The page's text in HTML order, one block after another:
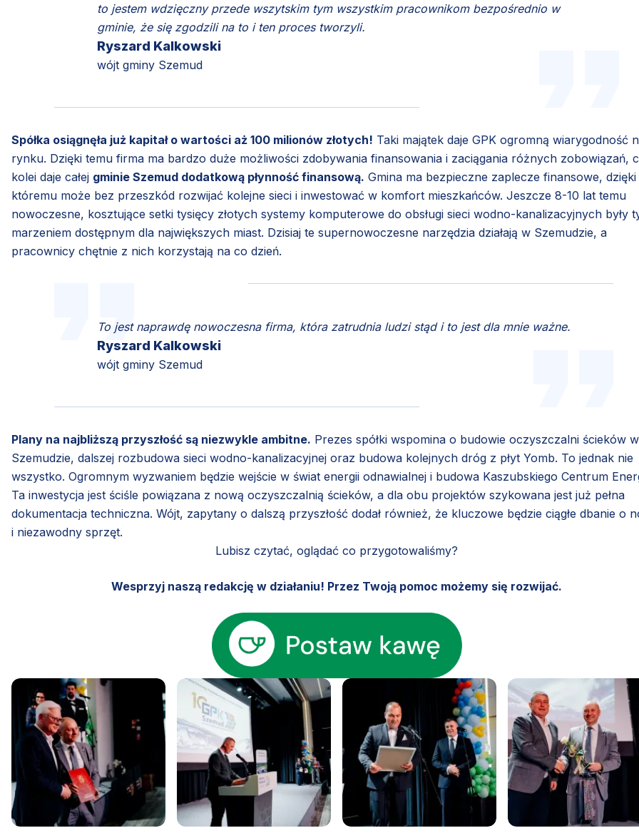
to jestem wdzięczny przede wszytskim tym wszystkim pracownikom bezpośrednio w
gminie, że się zgodzili na to i ten proces tworzyli.
Ryszard Kalkowski
wójt gminy Szemud
Spółka osiągnęła już kapitał o wartości aż 100 milionów złotych! Taki majątek daje GPK ogromną wiarygodność
rynku. Dzięki temu firma ma bardzo duże możliwości zdobywania finansowania i zaciągania różnych zobowiązań,
kolei daje całej gminie Szemud dodatkową płynność finansową. Gmina ma bezpieczne zaplecze finansowe, dzięki
któremu może bez przeszkód rozwijać kolejne sieci i inwestować w komfort mieszkańców. Jeszcze 8-10 lat temu
nowoczesne, kosztujące setki tysięcy złotych systemy komputerowe do obsługi sieci wodno-kanalizacyjnych były
marzeniem dostępnym dla największych miast. Dzisiaj te supernowoczesne narzędzia działają w Szemudzie, a
pracownicy chętnie z nich korzystają na co dzień.
To jest naprawdę nowoczesna firma, która zatrudnia ludzi stąd i to jest dla mnie ważne.
Ryszard Kalkowski
wójt gminy Szemud
Plany na najbliższą przyszłość są niezwykle ambitne. Prezes spółki wspomina o budowie oczyszczalni ścieków w
Szemudzie, dalszej rozbudowa sieci wodno-kanalizacyjnej oraz budowa kolejnych dróg z płyt Yomb. To jednak nie
wszystko. Ogromnym wyzwaniem będzie wejście w świat energii odnawialnej i budowa Kaszubskiego Centrum
Ta inwestycja jest ściśle powiązana z nową oczyszczalnią ścieków, a dla obu projektów szykowana jest już pełna
dokumentacja techniczna. Wójt, zapytany o dalszą przyszłość dodał również, że kluczowe będzie ciągłe dbanie o
i niezawodny sprzęt.
Lubisz czytać, oglądać co przygotowaliśmy?
Wesprzyj naszą redakcję w działaniu! Przez Twoją pomoc możemy się rozwijać.